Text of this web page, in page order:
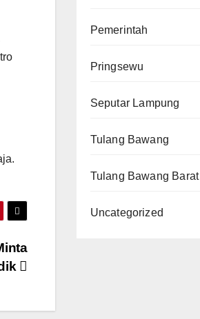
Pemerintah
Pringsewu
Seputar Lampung
Tulang Bawang
Tulang Bawang Barat
Uncategorized